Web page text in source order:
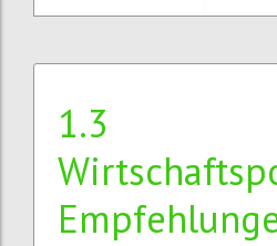
1.3